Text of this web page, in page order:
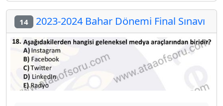
14 2023-2024 Bahar Dönemi Final Sınavı